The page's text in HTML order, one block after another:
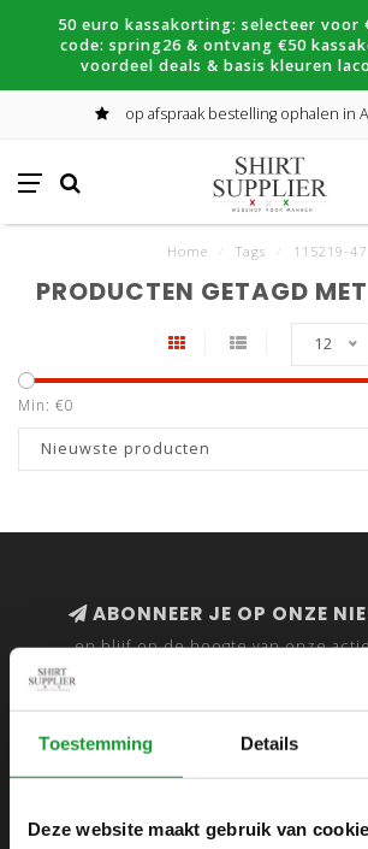
Toestemming Details
Deze website maakt gebruik van
50 euro kassakorting: selecteer voor
code: spring26 & ontvang €50
voordeel deals & basis kleuren
op afspraak bestelling ophalen in
Home Tags 115219-47
PRODUCTEN GETAGD
12
Min: €0
Nieuwste producten
ABONNEER JE OP ONZE
en blijf op de hoogte van onze
SHIRTSUPPLIER.NL